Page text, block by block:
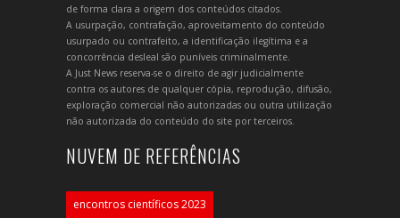
de forma clara a origem dos conteúdos citados.
A usurpação, contrafação, aproveitamento do conteúdo
usurpado ou contrafeito, a identificação ilegítima e a
concorrência desleal são puníveis criminalmente.
A Just News reserva-se o direito de agir judicialmente
contra os autores de qualquer cópia, reprodução, difusão,
exploração comercial não autorizadas ou outra utilização
não autorizada do conteúdo do site por terceiros.
NUVEM DE REFERÊNCIAS
encontros científicos 2023